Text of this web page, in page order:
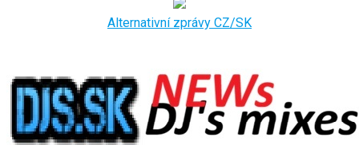
Alternativní zprávy CZ/SK